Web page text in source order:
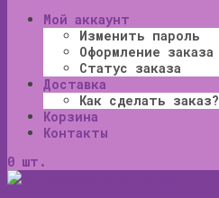
Мой аккаунт
Изменить пароль
Оформление заказа
Статус заказа
Доставка
Как сделать заказ?
Корзина
Контакты
0 шт.